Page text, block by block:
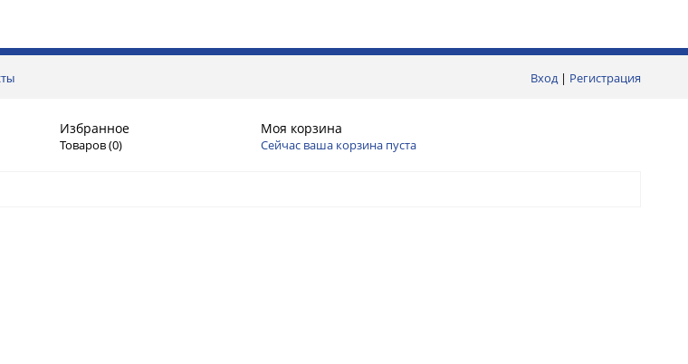
Вход| Регистрация
Избранное
Товаров (0)
Моя корзина
Сейчас ваша корзина пуста